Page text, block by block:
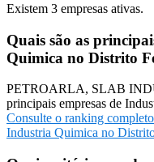
Existem 3 empresas ativas.
Quais são as
Quimica no Distrito
PETROARLA, SLAB
principais empresas de
Consulte o ranking
Industria Quimica no